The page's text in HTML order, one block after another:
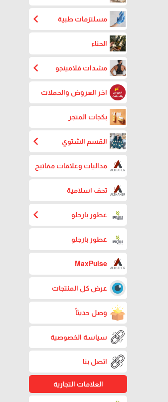
مسلتزمات طبية chevron_left
الحناء
مشدات فلامينجو chevron_left
اخر العروض والحملات
بكجات المتجر
القسم الشتوي chevron_left
مداليات وعلاقات مفاتيح
تحف اسلامية
عطور بارجلو chevron_left
عطور بارجلو
MaxPulse
عرض كل المنتجات
وصل حديثاً
سياسة الخصوصية
اتصل بنا
العلامات التجارية